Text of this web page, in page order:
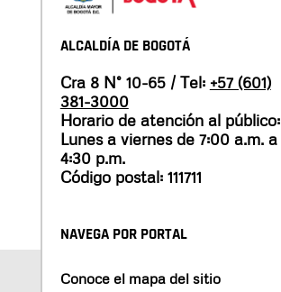
ALCALDÍA DE BOGOTÁ
Cra 8 N° 10-65 / Tel: +57 (601)
381-3000
Horario de atención al público:
Lunes a viernes de 7:00 a.m. a
4:30 p.m.
Código postal: 111711
NAVEGA POR PORTAL
Conoce el mapa del sitio